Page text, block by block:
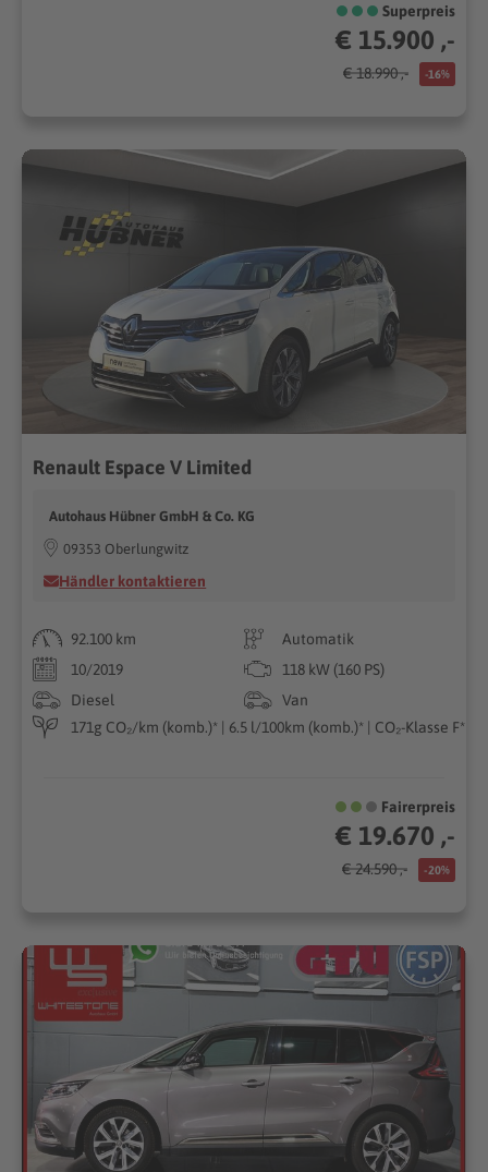
Superpreis
€ 15.900 ,-
€ 18.990 ,- -16%
Renault Espace V Limited
Autohaus Hübner GmbH & Co. KG
09353 Oberlungwitz
Händler kontaktieren
92.100 km
Automatik
10/2019
118 kW (160 PS)
Diesel
Van
171g CO₂/km (komb.)* | 6.5 l/100km (komb.)* | CO₂-Klasse F*
Fairerpreis
€ 19.670 ,-
€ 24.590 ,- -20%